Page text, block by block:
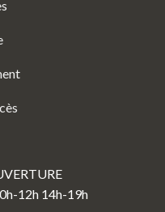
12h 14h-19h